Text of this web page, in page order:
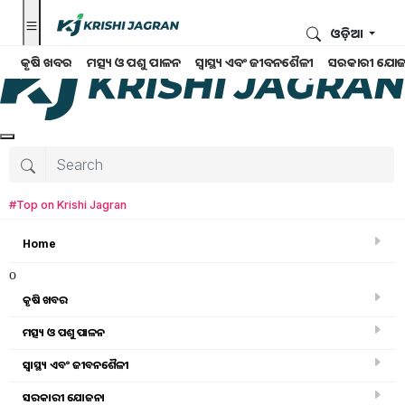
କୃଷି ଖବର ମତ୍ସ୍ୟ ଓ ପଶୁ ପାଳନ ସ୍ୱାସ୍ଥ୍ୟ ଏବଂ ଜୀବନଶୈଳୀ ସରକାରୀ
ଓଡ଼ିଆ
#Top on Krishi Jagran
Home
o
କୃଷି ଖବର
ମତ୍ସ୍ୟ ଓ ପଶୁ ପାଳନ
ସ୍ୱାସ୍ଥ୍ୟ ଏବଂ ଜୀବନଶୈଳୀ
ସରକାରୀ ଯୋଜନା
ଅନ୍ୟାନ୍ୟ